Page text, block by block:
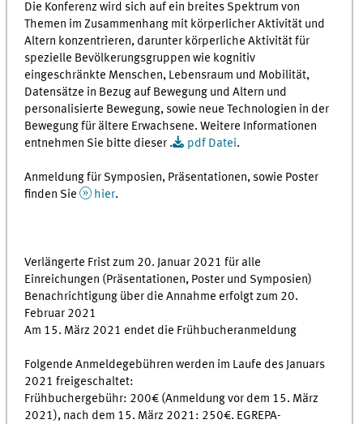
Die Konferenz wird sich auf ein breites Spektrum von
Themen im Zusammenhang mit körperlicher Aktivität und
Altern konzentrieren, darunter körperliche Aktivität für
spezielle Bevölkerungsgruppen wie kognitiv
eingeschränkte Menschen, Lebensraum und Mobilität,
Datensätze in Bezug auf Bewegung und Altern und
personalisierte Bewegung, sowie neue Technologien in der
Bewegung für ältere Erwachsene. Weitere Informationen
entnehmen Sie bitte dieser .
pdf Datei.
Anmeldung für Symposien, Präsentationen, sowie Poster
finden Sie
hier.
Verlängerte Frist zum 20. Januar 2021 für alle
Einreichungen (Präsentationen, Poster und Symposien)
Benachrichtigung über die Annahme erfolgt zum 20.
Februar 2021
Am 15. März 2021 endet die Frühbucheranmeldung
Folgende Anmeldegebühren werden im Laufe des Januars
2021 freigeschaltet:
Frühbuchergebühr: 200€ (Anmeldung vor dem 15. März
2021), nach dem 15. März 2021: 250€. EGREPA-